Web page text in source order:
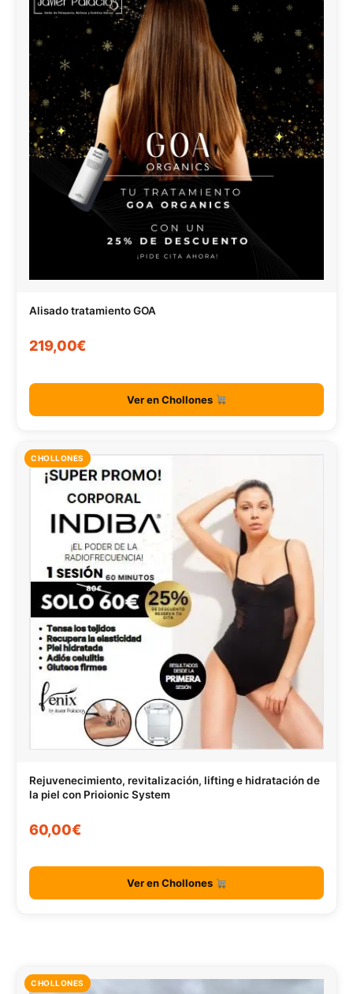
Alisado tratamiento GOA
219,00€
Ver en Chollones
CHOLLONES
Rejuvenecimiento, revitalización, lifting e hidratación de
la piel con Prioionic System
60,00€
Ver en Chollones
CHOLLONES